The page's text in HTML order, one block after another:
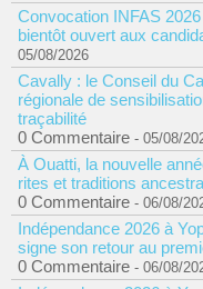
Convocation INFAS
bientôt ouvert aux
05/08/2026
Cavally : le Conseil du
régionale de
traçabilité
0 Commentaire - 05/08/
À Ouatti, la nouvelle
rites et traditions
0 Commentaire - 06/08/
Indépendance 2026 à
signe son retour au
0 Commentaire - 06/08/